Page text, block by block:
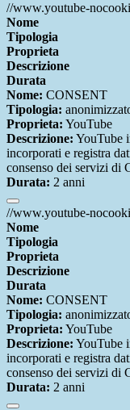
//www.youtube-
Nome
Tipologia
Proprieta
Descrizione
Durata
Nome: CONSENT
Tipologia:
Proprieta: YouTube
Descrizione: YouTube
incorporati e registra
consenso dei servizi di
Durata: 2 anni
//www.youtube-
Nome
Tipologia
Proprieta
Descrizione
Durata
Nome: CONSENT
Tipologia:
Proprieta: YouTube
Descrizione: YouTube
incorporati e registra
consenso dei servizi di
Durata: 2 anni